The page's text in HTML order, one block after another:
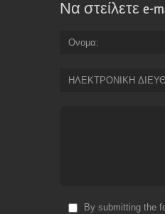
Να στείλετε e-
Ονομα
ΗΛΕΚΤΡΟΝΙΚΗ
By submitting the